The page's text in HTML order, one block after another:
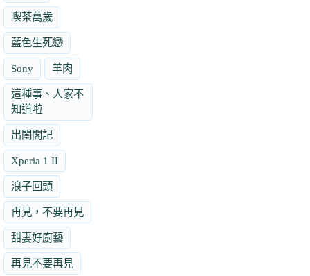
喫茶萬歲
藍色生死戀
Sony 羊肉
這種事、人家不
知道啦
出閨閣記
Xperia 1 II
浪子回頭
再見，不要再見
甜妻好廚藝
再見不要再見